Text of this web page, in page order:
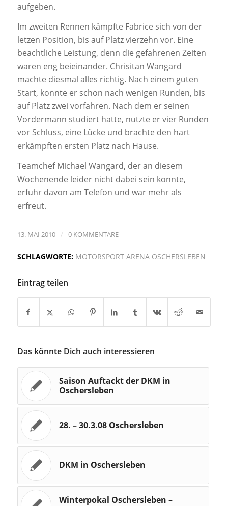
aufgeben.
Im zweiten Rennen kämpfte Fabrice sich von der
letzen Position, bis auf Platz vierzehn vor. Eine
beachtliche Leistung, denn die gefahrenen Zeiten
waren eng beieinander. Chrisitan Wangard
machte diesmal alles richtig. Nach einem guten
Start, konnte er schon nach wenigen Runden, bis
auf Platz zwei vorfahren. Nach dem er seinen
Vordermann studiert hatte, nutzte er vier Runden
vor Schluss, eine Lücke und brachte den hart
erkämpften ersten Platz nach Hause.
Teamchef Michael Wangard, der an diesem
Wochenende leider nicht dabei sein konnte,
erfuhr davon am Telefon und war mehr als
erfreut.
13. MAI 2010 / 0 KOMMENTARE
SCHLAGWORTE: MOTORSPORT ARENA OSCHERSLEBEN
Eintrag teilen
Das könnte Dich auch interessieren
Saison Auftackt der DKM in
Oschersleben
28. – 30.3.08 Oschersleben
DKM in Oschersleben
Winterpokal Oschersleben –